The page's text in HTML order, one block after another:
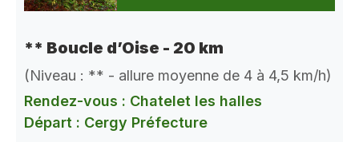
** Boucle d’Oise - 20 km
(Niveau : ** - allure moyenne de 4 à 4,5 km/h)
Rendez-vous : Chatelet les halles
Départ : Cergy Préfecture